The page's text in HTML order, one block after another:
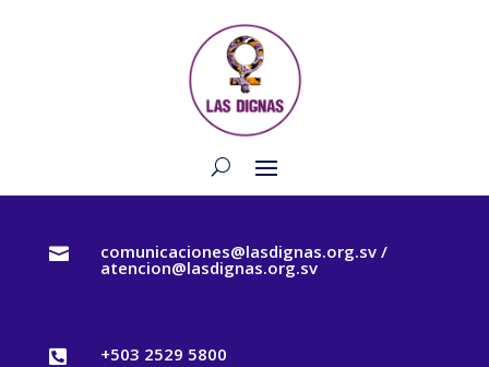
 comunicaciones@lasdignas.org.sv /
atencion@lasdignas.org.sv
 +503 2529 5800